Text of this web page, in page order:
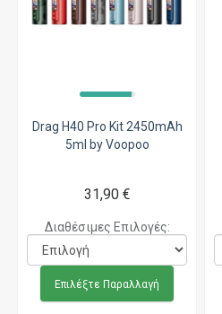
Drag H40 Pro Kit 2450mAh
5ml by Voopoo
31,90 €
Διαθέσιμες Επιλογές:
Επιλέξτε Παραλλαγή